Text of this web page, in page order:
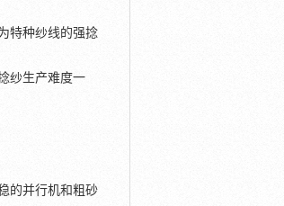
特种纱线的强捻
纱生产难度一
的并行机和粗砂